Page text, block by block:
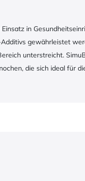
in
gewährleistet
unterstreicht.
die sich ideal für